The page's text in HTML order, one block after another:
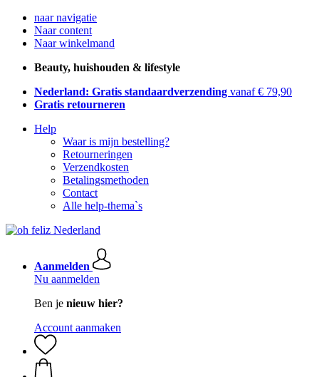
naar navigatie
Naar content
Naar winkelmand
Beauty, huishouden & lifestyle
Nederland: Gratis standaardverzending vanaf € 79,90
Gratis retourneren
Help
Waar is mijn bestelling?
Retourneringen
Verzendkosten
Betalingsmethoden
Contact
Alle help-thema`s
Aanmelden
Nu aanmelden
Ben je nieuw hier?
Account aanmaken